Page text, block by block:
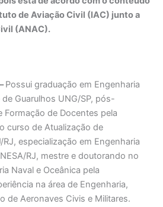
de Aviação Civil (IAC) junto a
(ANAC).
Possui graduação em Engenharia
Guarulhos UNG/SP, pós-
de Docentes pela
curso de Atualização de
especialização em Engenharia
RJ, mestre e doutorando no
Naval e Oceânica pela
na área de Engenharia,
de Aeronaves Civis e Militares.